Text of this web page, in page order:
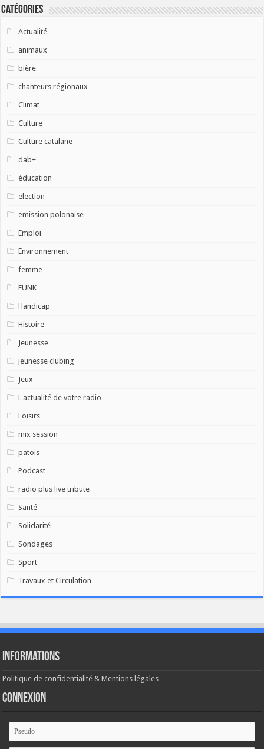
Catégories
Actualité
animaux
bière
chanteurs régionaux
Climat
Culture
Culture catalane
dab+
éducation
election
emission polonaise
Emploi
Environnement
femme
FUNK
Handicap
Histoire
Jeunesse
jeunesse clubing
Jeux
L'actualité de votre radio
Loisirs
mix session
patois
Podcast
radio plus live tribute
Santé
Solidarité
Sondages
Sport
Travaux et Circulation
Informations
Politique de confidentialité & Mentions légales
Connexion